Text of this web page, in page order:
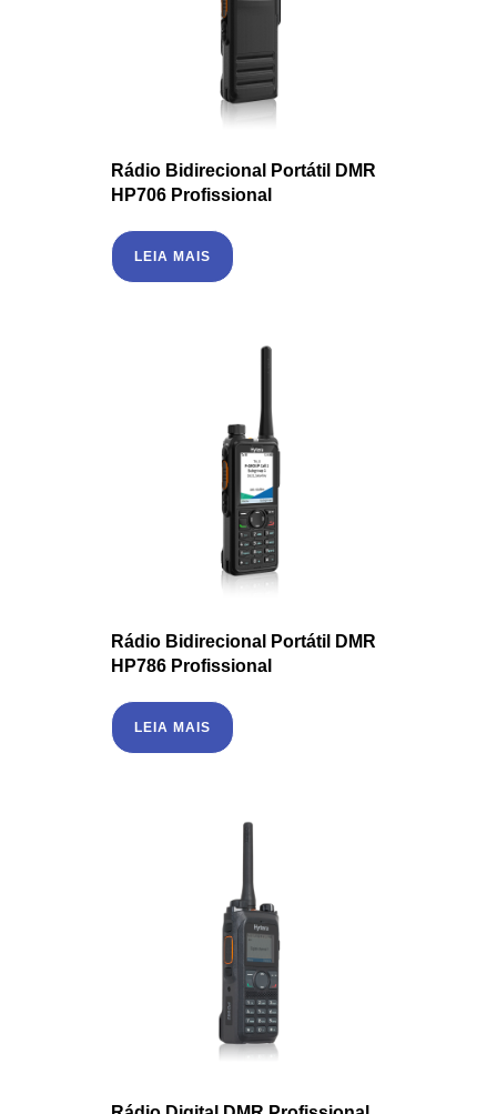
Rádio Bidirecional Portátil DMR
HP706 Profissional
LEIA MAIS
Rádio Bidirecional Portátil DMR
HP786 Profissional
LEIA MAIS